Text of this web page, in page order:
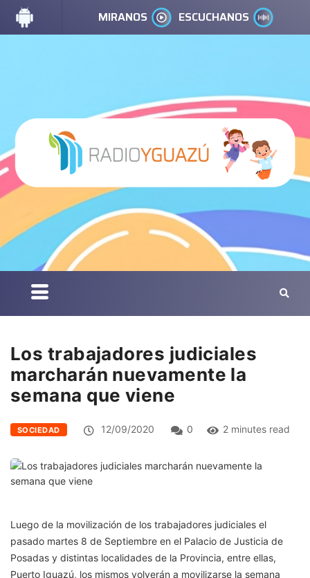
MIRANOS ESCUCHANOS
Los trabajadores judiciales
marcharán nuevamente la
semana que viene
SOCIEDAD 12/09/2020 0 2 minutes read
Luego de la movilización de los trabajadores judiciales el
pasado martes 8 de Septiembre en el Palacio de Justicia de
Posadas y distintas localidades de la Provincia, entre ellas,
Puerto Iguazú, los mismos volverán a movilizarse la semana